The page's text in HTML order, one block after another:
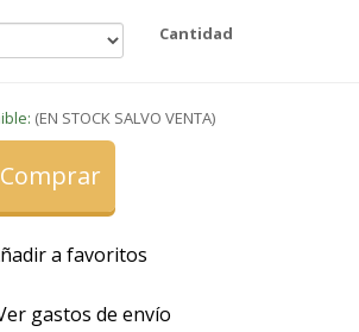
Cantidad
(EN STOCK SALVO VENTA)
Comprar
a favoritos
gastos de envío